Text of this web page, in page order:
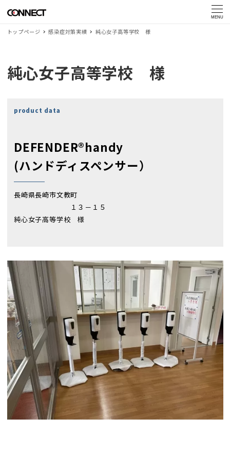
MENU
トップページ 感染症対策実績 純心女子高等学校 様
純心女子高等学校 様
product data
DEFENDER®handy
(ハンドディスペンサー）
長崎県長崎市文教町
１３－１５
純心女子高等学校 様